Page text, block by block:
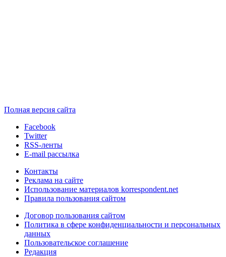
Полная версия сайта
Facebook
Twitter
RSS-ленты
E-mail рассылка
Контакты
Реклама на сайте
Использование материалов korrespondent.net
Правила пользования сайтом
Договор пользования сайтом
Политика в сфере конфиденциальности и персональных
данных
Пользовательское соглашение
Редакция